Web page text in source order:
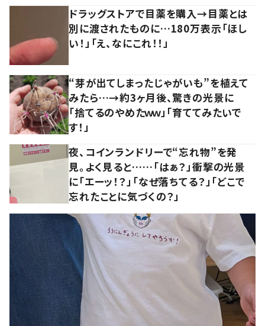
ドラッグストアで目薬を購入→目薬とは
別に渡されたものに…180万表示「ほし
い！」「え、なにこれ！！」
“芽が出てしまったじゃがいも”を植えて
みたら…→約3ヶ月後、驚きの光景に
「捨てるのやめたｗｗ」「育ててみたいで
す！」
夜、コインランドリーで“忘れ物”を発
見。よく見ると……「はぁ？」衝撃の光景
に「エーッ！？」「なぜ落ちてる？」「どこで
忘れたことに気づくの？」